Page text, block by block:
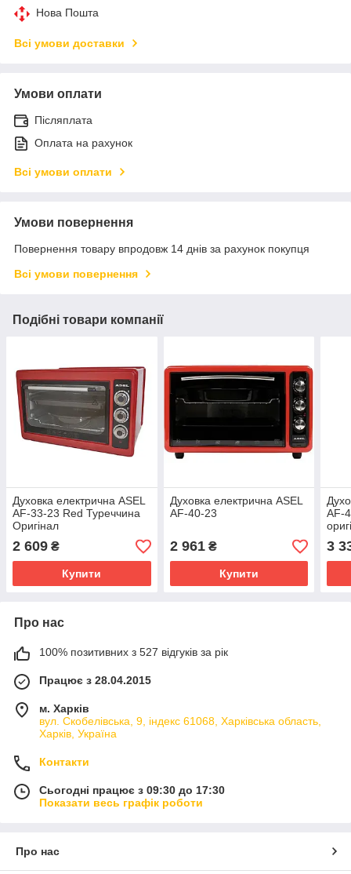
Нова Пошта
Всі умови доставки
Умови оплати
Післяплата
Оплата на рахунок
Всі умови оплати
Умови повернення
Повернення товару впродовж 14 днів за рахунок покупця
Всі умови повернення
Подібні товари компанії
Духовка електрична ASEL
AF-33-23 Red Туреччина
Оригінал
2 609 ₴
Купити
Духовка електрична ASEL
AF-40-23
2 961₴
Купити
AF-
3
Про нас
100% позитивних з 527 відгуків за рік
Працює з 28.04.2015
м. Харків
вул. Скобелівська, 9, індекс 61068, Харківська область,
Харків, Україна
Контакти
Сьогодні працює з 09:30 до 17:30
Показати весь графік роботи
Про нас